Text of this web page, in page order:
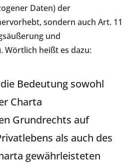
Daten) der
sondern auch Art. 11
und
heißt es dazu:
Bedeutung sowohl
Charta
Grundrechts auf
als auch des
gewährleisteten